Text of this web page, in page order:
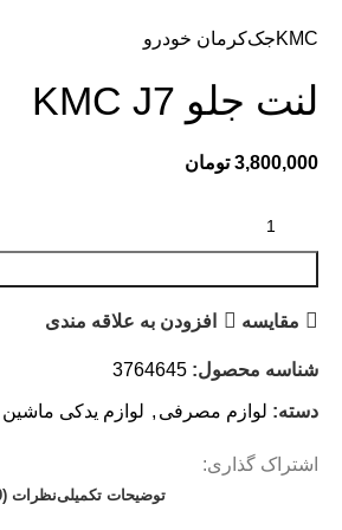
KMCجککرمان خودرو
لنت جلو KMC J7
3,800,000 تومان
مقایسه افزودن به علاقه مندی
شناسه محصول: 3764645
دسته: لوازم مصرفی , لوازم یدکی ماشین
اشتراک گذاری:
توضیحات تکمیلینظرات (0)